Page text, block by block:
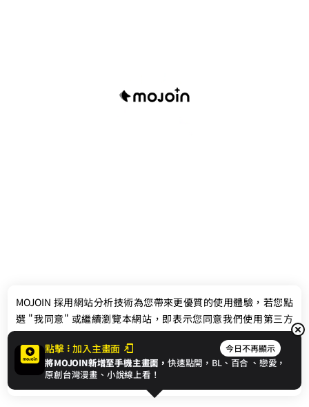
聯絡我們
© 2024 gamania Digital Entertainment Co., Ltd.
點擊 加入主畫面 今日不再顯示
將MOJOIN新增至手機主畫面，快速點開，BL、 百合 、戀愛，
原創台灣漫畫、小說線上看！
MOJOIN 採用網站分析技術為您帶來更優質的使用體驗，若您點
選 "我同意" 或繼續瀏覽本網站，即表示您同意我們使用第三方
Cookie，欲瞭解更多資訊請見隱私權政策。
我同意